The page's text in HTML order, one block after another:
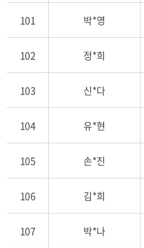
101 박*영
102 정*희
103 신*다
104 유*현
105 손*진
106 김*희
107 박*나